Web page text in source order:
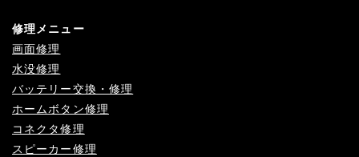
修理メニュー
画面修理
水没修理
バッテリー交換・修理
ホームボタン修理
コネクタ修理
スピーカー修理